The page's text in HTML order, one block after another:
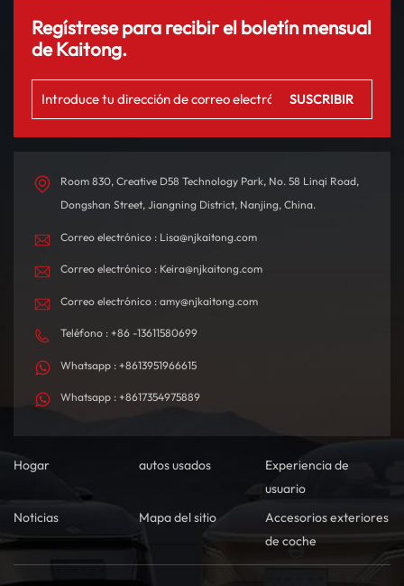
Regístrese para recibir el boletín mensual
de Kaitong.
Room 830, Creative D58 Technology Park, No. 58 Linqi Road,
Dongshan Street, Jiangning District, Nanjing, China.
Correo electrónico : Lisa@njkaitong.com
Correo electrónico : Keira@njkaitong.com
Correo electrónico : amy@njkaitong.com
Teléfono : +86 -13611580699
Whatsapp : +8613951966615
Whatsapp : +8617354975889
Hogar autos usados
Experiencia de
usuario
Noticias
Mapa del sitio
Accesorios exteriores
de coche